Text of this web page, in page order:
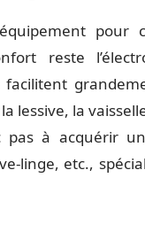
pour
reste
facilitent
lessive, la
pas à acquérir
linge, etc.,